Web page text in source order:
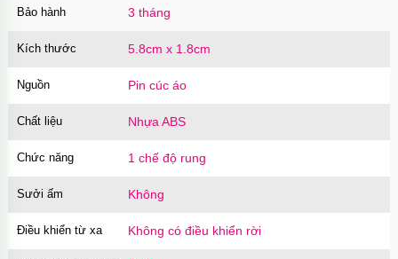
Bảo hành 3 tháng
Kích thước 5.8cm x 1.8cm
Nguồn Pin cúc áo
Chất liệu Nhựa ABS
Chức năng 1 chế độ rung
Sưởi ấm Không
Điều khiển từ xa Không có điều khiển rời